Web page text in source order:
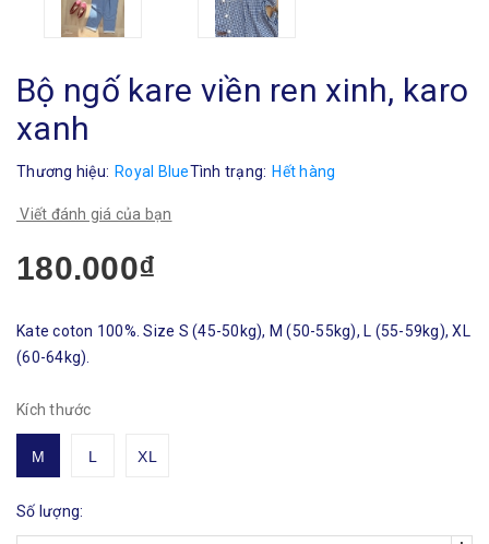
Bộ ngố kare viền ren xinh, karo
xanh
Thương hiệu: Royal BlueTình trạng: Hết hàng
Viết đánh giá của bạn
180.000₫
Kate coton 100%. Size S (45-50kg), M (50-55kg), L (55-59kg), XL
(60-64kg).
Kích thước
M L XL
Số lượng: